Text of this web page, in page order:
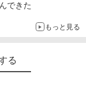
できた
もっと見る
る